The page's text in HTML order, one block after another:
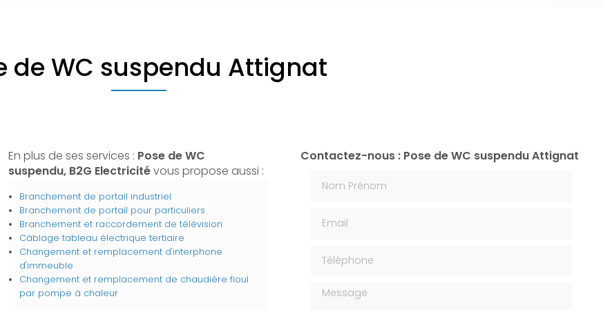
de WC suspendu Attignat
En plus de ses services : Pose de WC
suspendu, B2G Electricitévous propose aussi :
Branchement de portail industriel
Branchement de portail pour particuliers
Branchement et raccordement de télévision
Câblage tableau électrique tertiaire
Changement et remplacement d'interphone
d'immeuble
Changement et remplacement de chaudière fioul
par pompe à chaleur
Contactez-nous : Pose de WC suspendu Attignat
Message